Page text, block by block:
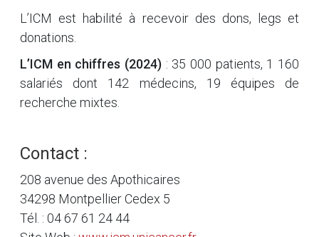
L’ICM est habilité à recevoir des dons, legs et
donations.
L’ICM en chiffres (2024) : 35 000 patients, 1 160
salariés dont 142 médecins, 19 équipes de
recherche mixtes.
Contact :
208 avenue des Apothicaires
34298 Montpellier Cedex 5
Tél. : 04 67 61 24 44